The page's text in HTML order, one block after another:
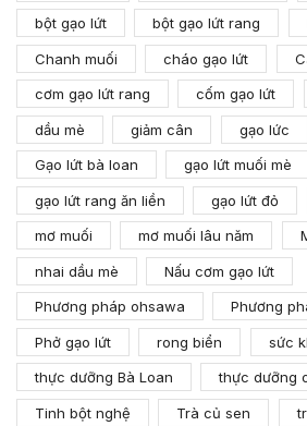
bột gạo lứt bột gạo lứt rang
Chanh muối cháo gạo lứt
cơm gạo lứt rang cốm gạo lứt
dầu mè giảm cân gạo lức
Gạo lứt bà loan gạo lứt muối mè
gạo lứt rang ăn liền gạo lứt đỏ
mơ muối mơ muối lâu năm
nhai dầu mè Nấu cơm gạo lứt
Phương pháp ohsawa Phương
Phở gạo lứt rong biển sức
thực dưỡng Bà Loan thực dưỡng
Tinh bột nghệ Trà củ sen